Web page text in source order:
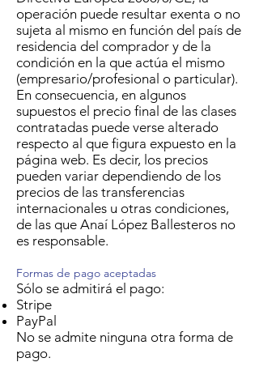
operación puede resultar exenta o no
sujeta al mismo en función del país de
residencia del comprador y de la
condición en la que actúa el mismo
(empresario/profesional o particular).
En consecuencia, en algunos
supuestos el precio final de las clases
contratadas puede verse alterado
respecto al que figura expuesto en la
página web. Es decir, los precios
pueden variar dependiendo de los
precios de las transferencias
internacionales u otras condiciones,
de las que Anaí López Ballesteros no
es responsable.
Formas de pago aceptadas
Sólo se admitirá el pago:
Stripe
PayPal
No se admite ninguna otra forma de
pago.